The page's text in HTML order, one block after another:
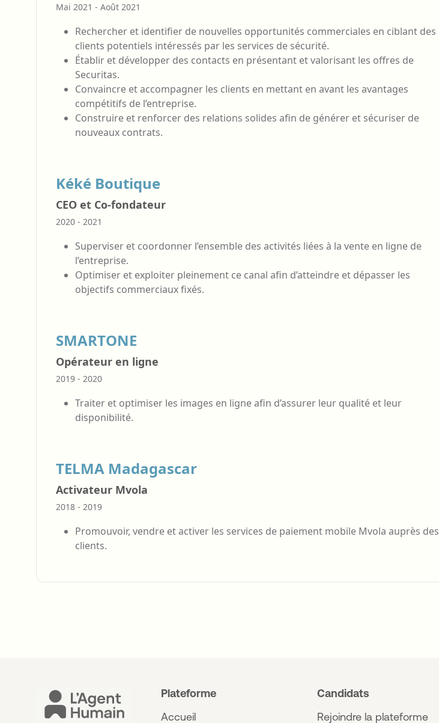
Mai 2021 - Août 2021
Rechercher et identifier de nouvelles opportunités commerciales en ciblant des
clients potentiels intéressés par les services de sécurité.
Établir et développer des contacts en présentant et valorisant les offres de
Securitas.
Convaincre et accompagner les clients en mettant en avant les avantages
compétitifs de l’entreprise.
Construire et renforcer des relations solides afin de générer et sécuriser de
nouveaux contrats.
Kéké Boutique
CEO et Co-fondateur
2020 - 2021
Superviser et coordonner l’ensemble des activités liées à la vente en ligne de
l’entreprise.
Optimiser et exploiter pleinement ce canal afin d’atteindre et dépasser les
objectifs commerciaux fixés.
SMARTONE
Opérateur en ligne
2019 - 2020
Traiter et optimiser les images en ligne afin d’assurer leur qualité et leur
disponibilité.
TELMA Madagascar
Activateur Mvola
2018 - 2019
Promouvoir, vendre et activer les services de paiement mobile Mvola auprès des
clients.
Plateforme
Accueil
Candidats
Rejoindre la plateforme